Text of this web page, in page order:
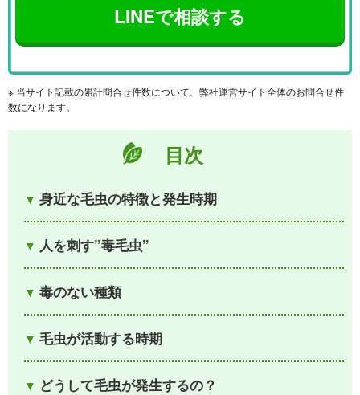
LINEで相談する
※ 当サイト記載の累計問合せ件数について、弊社運営サイト全体のお問合せ件
数になります。
目次
身近な毛虫の特徴と発生時期
人を刺す”毒毛虫”
毒のない種類
毛虫が活動する時期
どうして毛虫が発生するの？